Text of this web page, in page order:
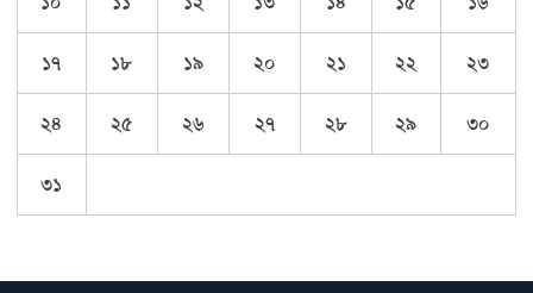
১৭ ১৮ ১৯ ২০ ২১ ২২ ২৩
২৪ ২৫ ২৬ ২৭ ২৮ ২৯ ৩০
৩১